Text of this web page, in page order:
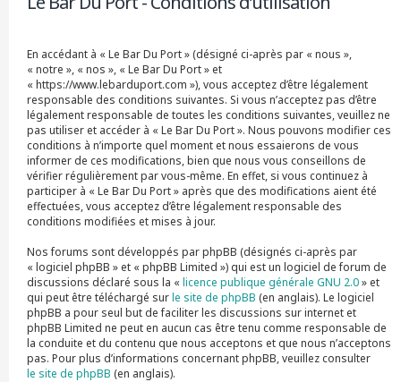
En accédant à « Le Bar Du Port » (désigné ci-après par « nous »,
« notre », « nos », « Le Bar Du Port » et
« https://www.lebarduport.com »), vous acceptez d’être légalement
responsable des conditions suivantes. Si vous n’acceptez pas d’être
légalement responsable de toutes les conditions suivantes, veuillez ne
pas utiliser et accéder à « Le Bar Du Port ». Nous pouvons modifier ces
conditions à n’importe quel moment et nous essaierons de vous
informer de ces modifications, bien que nous vous conseillons de
vérifier régulièrement par vous-même. En effet, si vous continuez à
participer à « Le Bar Du Port » après que des modifications aient été
effectuées, vous acceptez d’être légalement responsable des
conditions modifiées et mises à jour.
Nos forums sont développés par phpBB (désignés ci-après par
« logiciel phpBB » et « phpBB Limited ») qui est un logiciel de forum de
discussions déclaré sous la « licence publique générale GNU 2.0» et
qui peut être téléchargé surle site de phpBB (en anglais). Le logiciel
phpBB a pour seul but de faciliter les discussions sur internet et
phpBB Limited ne peut en aucun cas être tenu comme responsable de
la conduite et du contenu que nous acceptons et que nous n’acceptons
pas. Pour plus d’informations concernant phpBB, veuillez consulter
le site de phpBB (en anglais).